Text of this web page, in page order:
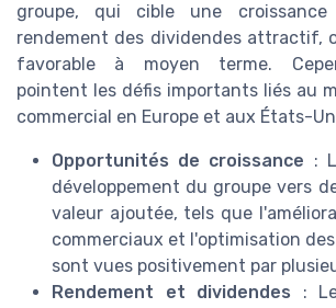
groupe, qui cible une
rendement des dividendes attractif,
favorable à moyen terme.
pointent les défis importants liés au
commercial en Europe et aux États-
Opportunités de croissance :
développement du groupe vers
valeur ajoutée, tels que
commerciaux et l'optimisation
sont vues positivement par
Rendement et dividendes :